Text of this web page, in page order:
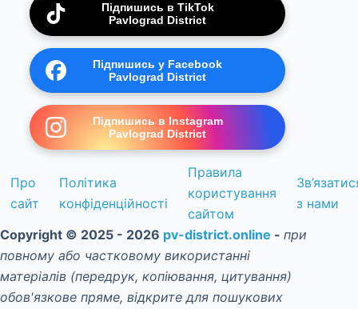
Підпишись в TikTok
Pavlograd District
Підпишись у Facebook
Pavlograd District
Підпишись в Instagram
Pavlograd District
Про
сайт
Політика
конфіденційності
Правила
користування
сайтом
з нами
Copyright © 2025 - 2026 pv-district.online - при
повному або частковому використанні
матеріалів (передрук, копіювання, цитування)
обов'язкове пряме, відкрите для пошукових